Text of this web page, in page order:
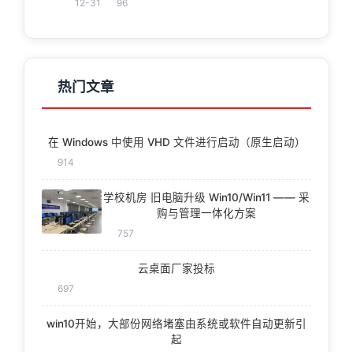
12-31 96
热门文章
在 Windows 中使用 VHD 文件进行启动（原生启动）
914
学校机房 旧电脑升级 Win10/Win11 —— 采
购与管理一体化方案
757
云桌面厂家投标
697
win10开始，大部份网络堵塞由系统或软件自动更新引
起